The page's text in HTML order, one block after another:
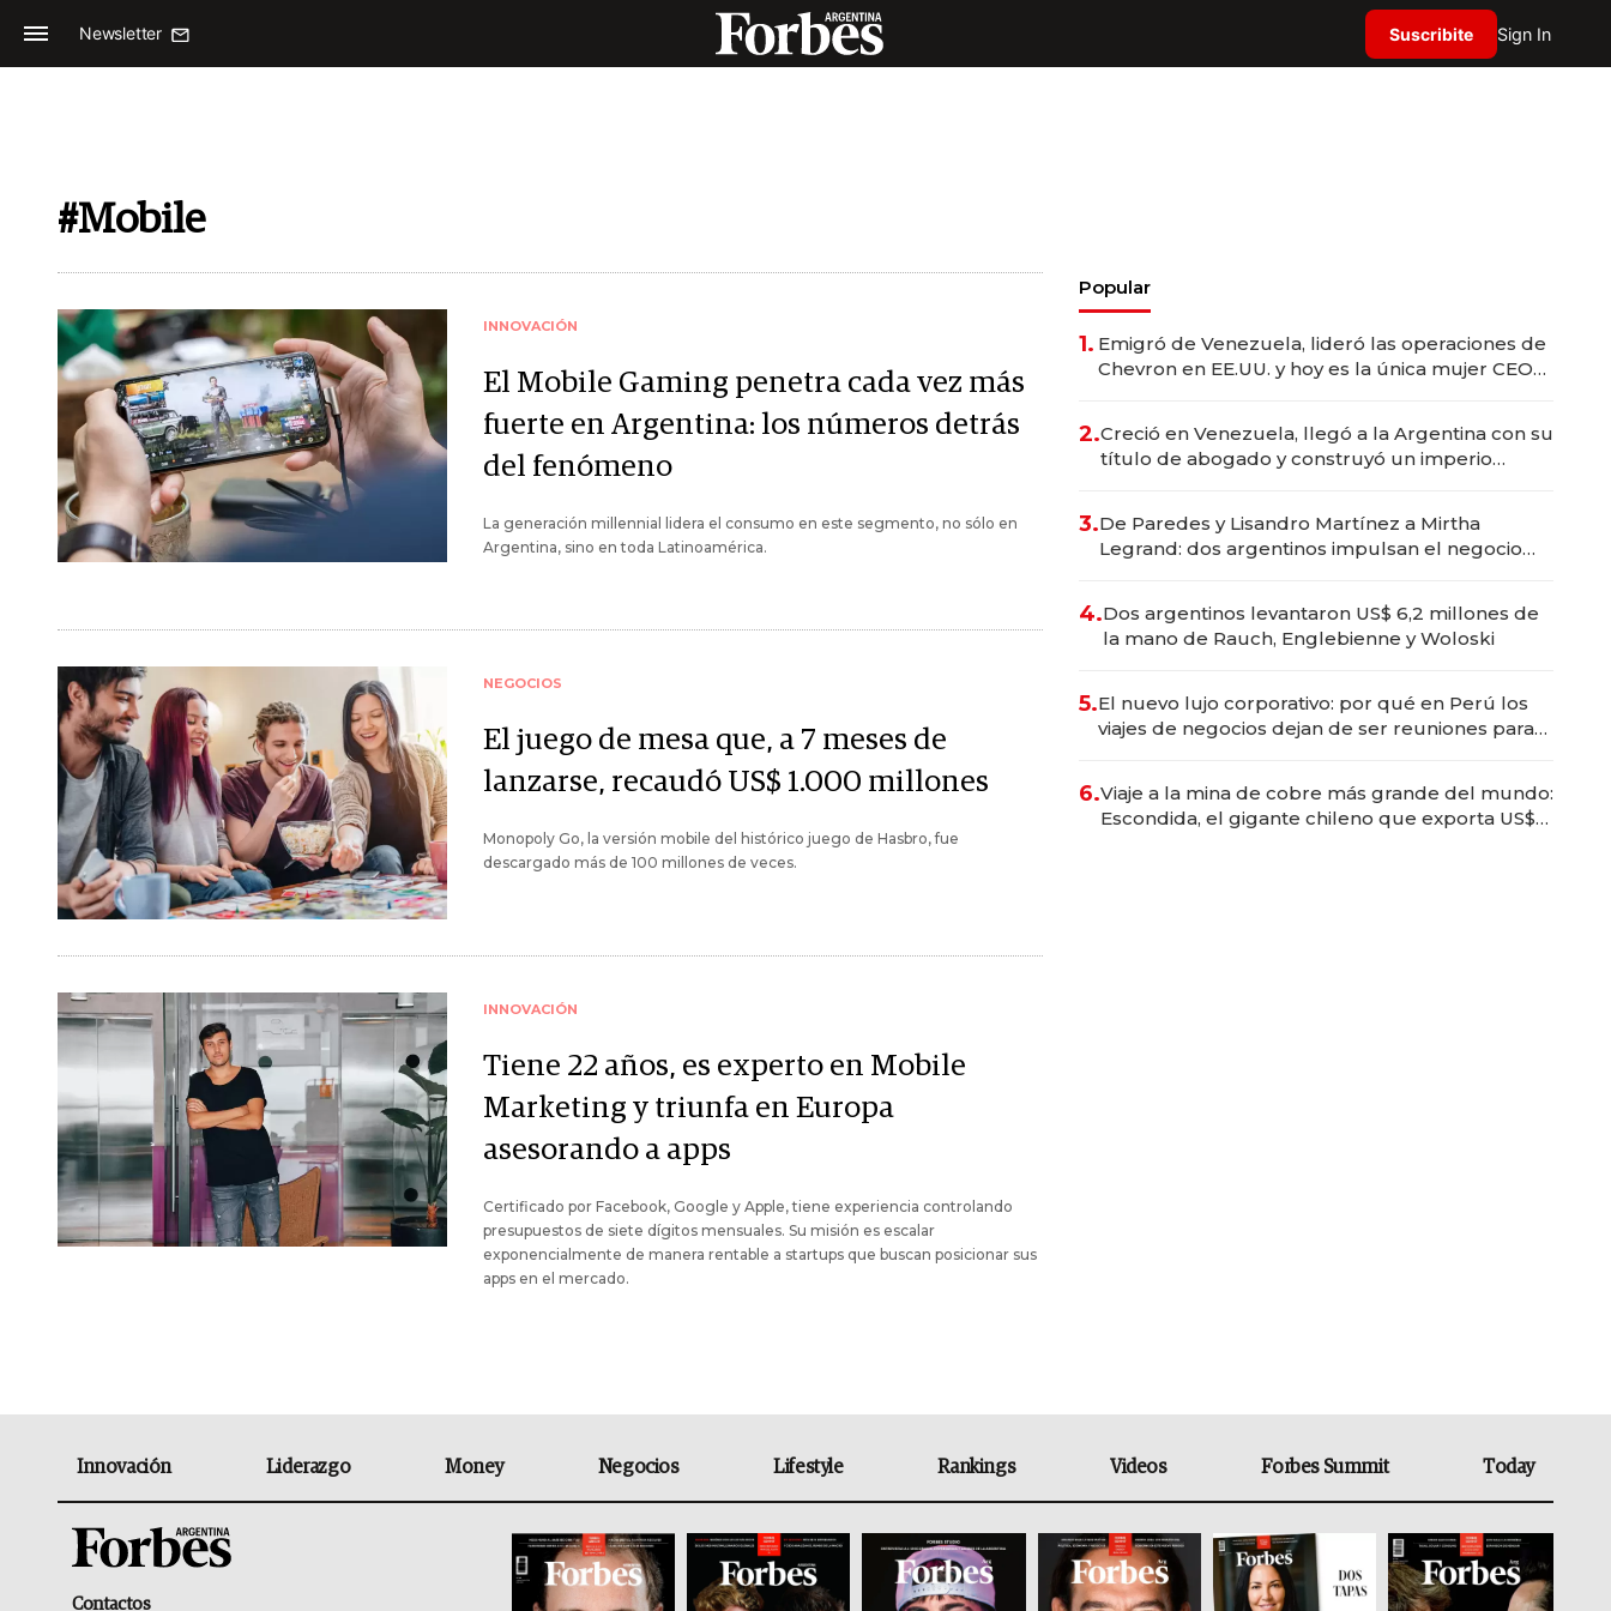
Newsletter Suscribite Sign In
#Mobile
INNOVACIÓN
El Mobile Gaming penetra cada vez más
fuerte en Argentina: los números detrás
del fenómeno
La generación millennial lidera el consumo en este segmento, no sólo en
Argentina, sino en toda Latinoamérica.
NEGOCIOS
El juego de mesa que, a 7 meses de
lanzarse, recaudó US$ 1.000 millones
Monopoly Go, la versión mobile del histórico juego de Hasbro, fue
descargado más de 100 millones de veces.
INNOVACIÓN
Tiene 22 años, es experto en Mobile
Marketing y triunfa en Europa
asesorando a apps
Certificado por Facebook, Google y Apple, tiene experiencia controlando
presupuestos de siete dígitos mensuales. Su misión es escalar
exponencialmente de manera rentable a startups que buscan posicionar sus
apps en el mercado.
Popular
1. Emigró de Venezuela, lideró las operaciones de
Chevron en EE.UU. y hoy es la única mujer CEO
2.Creció en Venezuela, llegó a la Argentina con su
título de abogado y construyó un imperio
3.De Paredes y Lisandro Martínez a Mirtha
Legrand: dos argentinos impulsan el negocio
4.Dos argentinos levantaron US$ 6,2 millones de
la mano de Rauch, Englebienne y Woloski
5.El nuevo lujo corporativo: por qué en Perú los
viajes de negocios dejan de ser reuniones para
6.Viaje a la mina de cobre más grande del mundo:
Escondida, el gigante chileno que exporta US$
Innovación Liderazgo Money Negocios Lifestyle Rankings Videos Forbes Summit Today
Contactos